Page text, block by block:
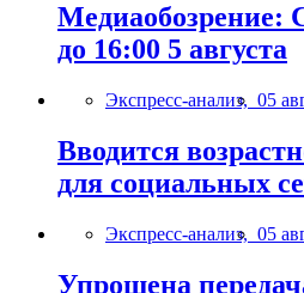
Медиаобозрение:
до 16:00 5 августа
Экспресс-анализ, 05
Вводится
для социальных
Экспресс-анализ, 05
Упрощена